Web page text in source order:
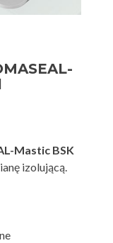
Mastic BSK
izolującą.